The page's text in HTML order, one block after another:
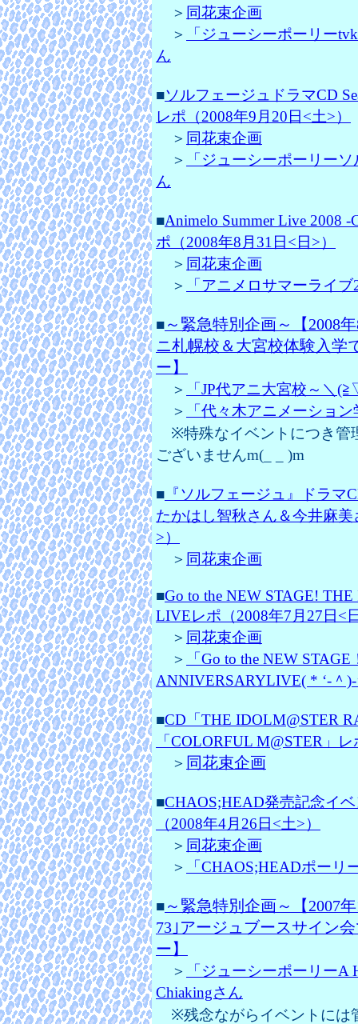
＞ 同花束企画
＞
「ジューシーポーリー
ん
■ソルフェージュドラマCD
レポ（2008年9月20日<土>）
＞ 同花束企画
＞
「ジューシーポーリー
ん
■Animelo Summer Live 2008
ポ（2008年8月31日<日>）
＞ 同花束企画
＞
「アニメロサマーライ
■～緊急特別企画～【2008
ニ札幌校＆大宮校体験入学
ー】
＞
「JP代アニ大宮校～＼
＞
「代々木アニメーショ
※特殊なイベントにつき管
ございませんm(_ _ )m
■ 『ソルフェージュ』ドラマ
たかはし智秋さん＆今井麻
>）
＞ 同花束企画
■Go to the NEW STAGE!
LIVEレポ（2008年7月27日<
＞ 同花束企画
＞
「Go to the NEW
ANNIVERSARYLIVE( * ‘‐＾
■CD「THE IDOLM@STER
「COLORFUL M@STER」
＞ 同花束企画
■CHAOS;HEAD発売記念イ
（2008年4月26日<土>）
＞ 同花束企画
＞
「CHAOS;HEADポーリ
■～緊急特別企画～【2007
73｣アージュブースサイン
ー】
＞
「ジューシーポーリー
Chiakingさん
※残念ながらイベントには